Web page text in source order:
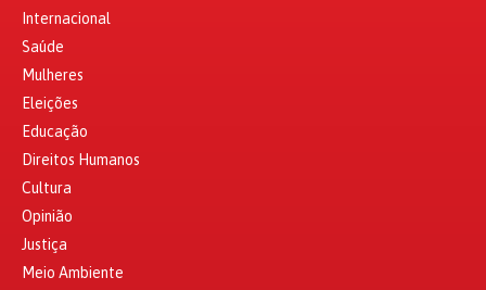
Internacional
Saúde
Mulheres
Eleições
Educação
Direitos Humanos
Cultura
Opinião
Justiça
Meio Ambiente